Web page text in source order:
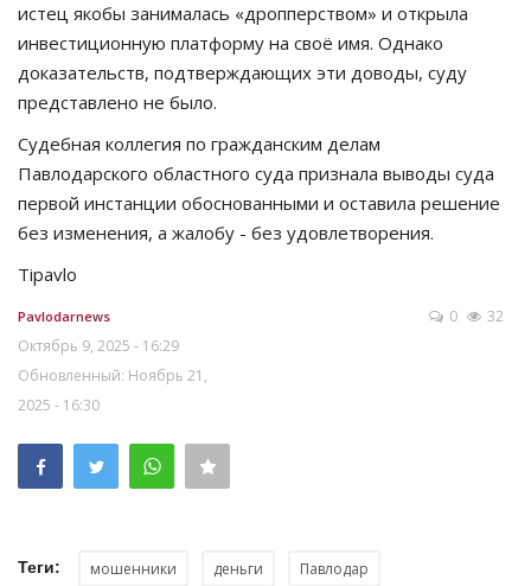
истец якобы занималась «дропперством» и открыла
инвестиционную платформу на своё имя. Однако
доказательств, подтверждающих эти доводы, суду
представлено не было.
Судебная коллегия по гражданским делам
Павлодарского областного суда признала выводы суда
первой инстанции обоснованными и оставила решение
без изменения, а жалобу - без удовлетворения.
Tipavlo
Pavlodarnews
Октябрь 9, 2025 - 16:29
Обновленный: Ноябрь 21,
2025 - 16:30
0 32
Теги: мошенники деньги Павлодар